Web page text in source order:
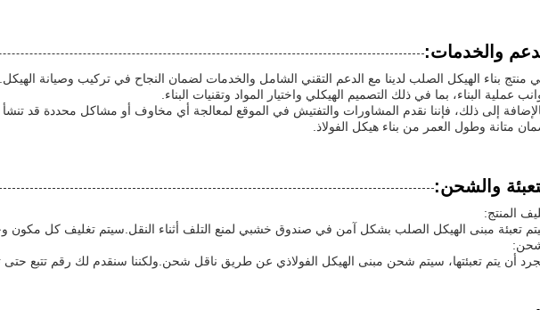
والخدمات:
منتج بناء الهيكل الصلب لدينا مع الدعم التقني الشامل والخدمات لضمان النجاح في تركيب وصيانة
عملية البناء، بما في ذلك التصميم الهيكلي واختيار المواد وتقنيات البناء.
إلى ذلك، فإننا نقدم المشاورات والتفتيش في الموقع لمعالجة أي مخاوف أو مشاكل محددة قد تنشأ
متانة وطول العمر من بناء هيكل الفولاذ.
والشحن:
المنتج:
تعبئة مبنى الهيكل الصلب بشكل آمن في صندوق خشبي لمنع التلف أثناء النقل.سيتم تغليف كل مكون
أن يتم تعبئتها، سيتم شحن مبنى الهيكل الفولاذي عن طريق ناقل شحن.ولكننا سنقدم لك رقم تتبع حتى